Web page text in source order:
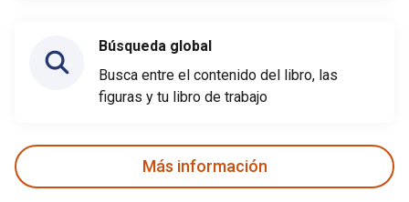
Búsqueda global
Busca entre el contenido del libro, las
figuras y tu libro de trabajo
Más información